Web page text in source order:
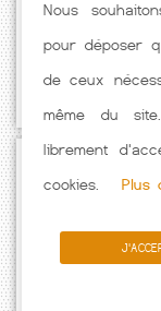
pratiqués par nos
assurance.
caractéristiques de
Nous
pour déposer
de ceux
même du
librement
cookies.
Plus